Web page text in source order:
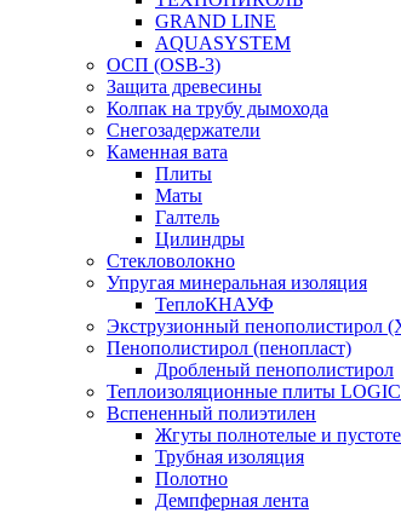
GRAND LINE
AQUASYSTEM
ОСП (OSB-3)
Защита древесины
Колпак на трубу дымохода
Снегозадержатели
Каменная вата
Плиты
Маты
Галтель
Цилиндры
Стекловолокно
Упругая минеральная изоляция
ТеплоКНАУФ
Экструзионный пенополистирол
Пенополистирол (пенопласт)
Дробленый пенополистирол
Теплоизоляционные плиты
Вспененный полиэтилен
Жгуты полнотелые и
Трубная изоляция
Полотно
Демпферная лента